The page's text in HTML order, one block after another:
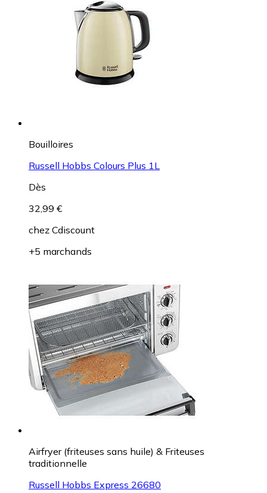
Bouilloires
Russell Hobbs Colours Plus 1L
Dès
32,99 €
chez Cdiscount
+5 marchands
Airfryer (friteuses sans huile) & Friteuses
traditionnelle
Russell Hobbs Express 26680